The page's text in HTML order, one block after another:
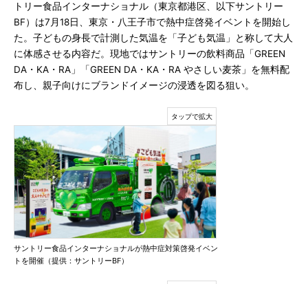
トリー食品インターナショナル（東京都港区、以下サントリー
BF）は7月18日、東京・八王子市で熱中症啓発イベントを開始し
た。子どもの身長で計測した気温を「子ども気温」と称して大人
に体感させる内容だ。現地ではサントリーの飲料商品「GREEN
DA・KA・RA」「GREEN DA・KA・RA やさしい麦茶」を無料配
布し、親子向けにブランドイメージの浸透を図る狙い。
サントリー食品インターナショナルが熱中症対策啓発イベン
トを開催（提供：サントリーBF）